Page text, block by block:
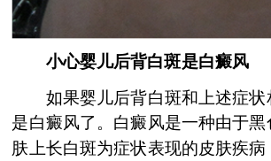
小心婴儿后背白斑是白癜风
如果婴儿后背白斑和上述症状
是白癜风了。白癜风是一种由于
肤上长白斑为症状表现的皮肤疾